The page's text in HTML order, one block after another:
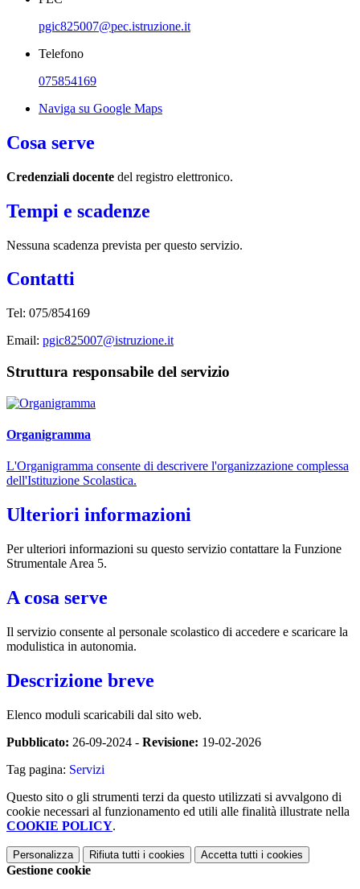
pgic825007@pec.istruzione.it
Telefono
075854169
Naviga su Google Maps
Cosa serve
Credenziali docente del registro elettronico.
Tempi e scadenze
Nessuna scadenza prevista per questo servizio.
Contatti
Tel: 075/854169
Email: pgic825007@istruzione.it
Struttura responsabile del servizio
Organigramma
L'Organigramma consente di descrivere l'organizzazione complessa
dell'Istituzione Scolastica.
Ulteriori informazioni
Per ulteriori informazioni su questo servizio contattare la Funzione
Strumentale Area 5.
A cosa serve
Il servizio consente al personale scolastico di accedere e scaricare la
modulistica in autonomia.
Descrizione breve
Elenco moduli scaricabili dal sito web.
Pubblicato: 26-09-2024 - Revisione: 19-02-2026
Tag pagina: Servizi
Questo sito o gli strumenti terzi da questo utilizzati si avvalgono di
cookie necessari al funzionamento ed utili alle finalità illustrate nella
COOKIE POLICY.
Personalizza Rifiuta tutti i cookies Accetta tutti i cookies
Gestione cookie